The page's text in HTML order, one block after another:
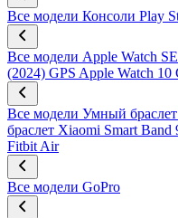
Все модели Консоли Play
Все модели Apple Watch
(2024) GPS Apple Watch 10
Все модели Умный
браслет Xiaomi Smart Band
Fitbit Air
Все модели GoPro